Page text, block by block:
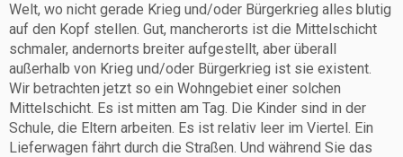
Welt, wo nicht gerade Krieg und/oder Bürgerkrieg alles blutig
auf den Kopf stellen. Gut, mancherorts ist die Mittelschicht
schmaler, andernorts breiter aufgestellt, aber überall
außerhalb von Krieg und/oder Bürgerkrieg ist sie existent.
Wir betrachten jetzt so ein Wohngebiet einer solchen
Mittelschicht. Es ist mitten am Tag. Die Kinder sind in der
Schule, die Eltern arbeiten. Es ist relativ leer im Viertel. Ein
Lieferwagen fährt durch die Straßen. Und während Sie das